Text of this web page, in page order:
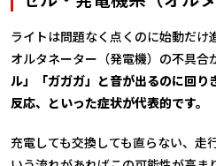
ライトは問題なく点くのに始動だけ
オルタネーター（発電機）の不具合
ル」「ガガガ」と音が出るのに回り
反応、といった症状が代表的です。
充電しても交換しても直らない、走